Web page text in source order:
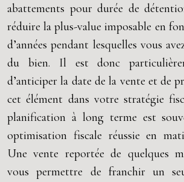
abattements pour durée de
réduire la plus-value imposable en
d’années pendant lesquelles vous
du bien. Il est donc
d’anticiper la date de la vente et de
cet élément dans votre stratégie
planification à long terme est
optimisation fiscale réussie en
Une vente reportée de quelques
vous permettre de franchir un